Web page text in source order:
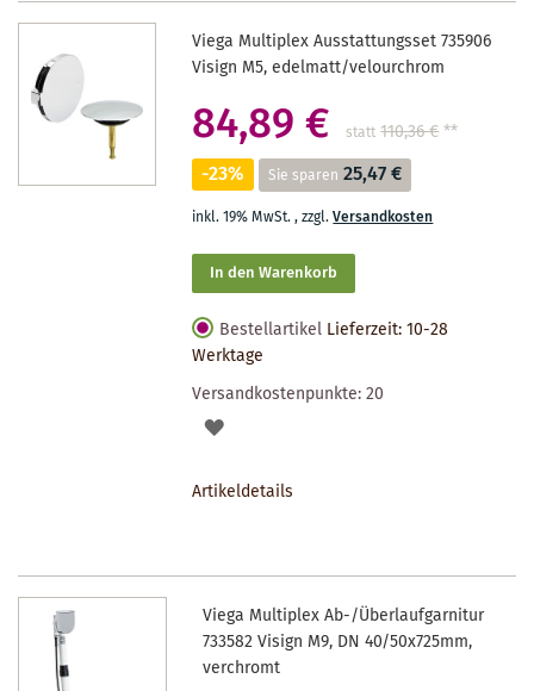
Viega Multiplex Ausstattungsset 735906
Visign M5, edelmatt/velourchrom
84,89 € statt 110,36 €**
-23% Sie sparen 25,47 €
inkl. 19% MwSt.,zzgl.Versandkosten
In den Warenkorb
Bestellartikel Lieferzeit: 10-28
Werktage
Versandkostenpunkte:20
AUF
Artikeldetails
Viega Multiplex Ab-/Überlaufgarnitur
733582 Visign M9, DN 40/50x725mm,
verchromt